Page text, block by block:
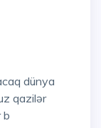
dünya
qazilər
b